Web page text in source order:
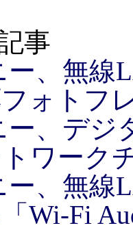
事
ー、無線
ォトフ
ー、デジ
ワーク
ー、無線
Wi-Fi